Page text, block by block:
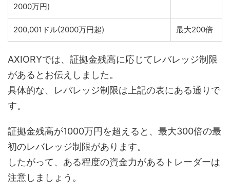
2000万円)
200,001ドル(2000万円超) 最大200倍
AXIORYでは、証拠金残高に応じてレバレッジ制限
があるとお伝えしました。
具体的な、レバレッジ制限は上記の表にある通りで
す。
証拠金残高が1000万円を超えると、最大300倍の最
初のレバレッジ制限があります。
したがって、ある程度の資金力があるトレーダーは
注意しましょう。